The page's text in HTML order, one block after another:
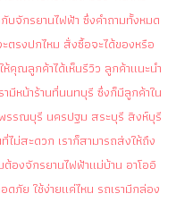
บจักรยานไฟฟ้า ซึ่งคำถามทั้งหมด
ตรงปกไหม สั่งซื้อจะได้ของหรือ
ณลูกค้าได้เห็นรีวิว ลูกค้าแนะนำ
มีหน้าร้านที่นนทบุรี ซึ่งก็มีลูกค้าใน
รรณบุรี นครปฐม สระบุรี สิงห์บุรี
ม่สะดวก เราก็สามารถส่งให้ถึง
ต้องจักรยานไฟฟ้าแม่บ้าน อาโออิ
ภัย ใช้ง่ายแค่ไหน รถเรามีกล่อง